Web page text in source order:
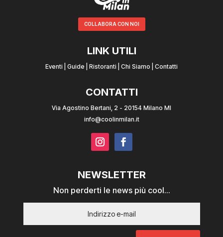
COLLABORA CON NOI
LINK UTILI
Eventi Guide Ristoranti Chi Siamo Contatti
CONTATTI
Via Agostino Bertani, 2 - 20154 Milano MI
info@coolinmilan.it
NEWSLETTER
Non perderti le news più cool...